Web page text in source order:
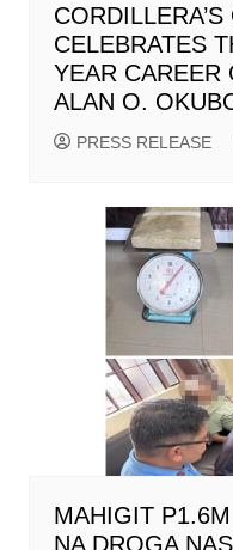
CELEBRATES
YEAR CAREER
ALAN O.
PRESS RELEASE
MAHIGIT
NA DROGA